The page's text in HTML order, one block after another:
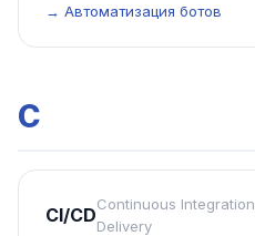
→ Автоматизация ботов
C
CI/CDContinuous
Delivery